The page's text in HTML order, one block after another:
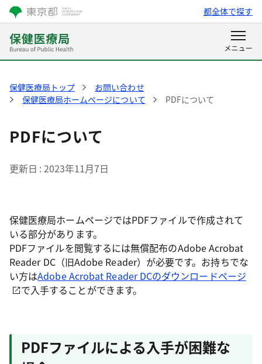
都全体で探す
保健医療局トップ
お問い合わせ
保健医療局ホームページについて
PDFについて
PDFについて
更新日 2023年11月7日
保健医療局ホームページではPDFファイルで作成されて
いる部分があります。
PDFファイルを閲覧するには無償配布のAdobe Acrobat
Reader DC（旧Adobe Reader）が必要です。お持ちでな
い方はAdobe Acrobat Reader DCのダウンロードページ
で入手することができます。
PDFファイルによる入手が困難な